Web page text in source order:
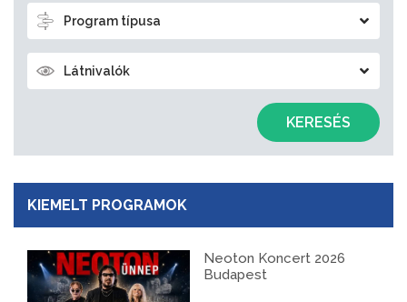
Program típusa
Látnivalók
KERESÉS
KIEMELT PROGRAMOK
Neoton Koncert 2026
Budapest